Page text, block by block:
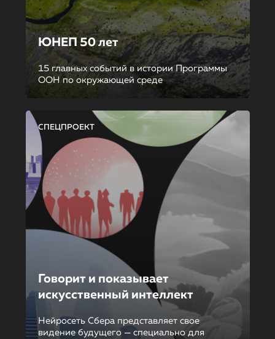
ЮНЕП 50 лет
15 главных событий в истории Программы
ООН по окружающей среде
СПЕЦПРОЕКТ
Говорит и показывает
искусственный интеллект
Нейросеть Сбера представляет свое
видение будущего — специально для